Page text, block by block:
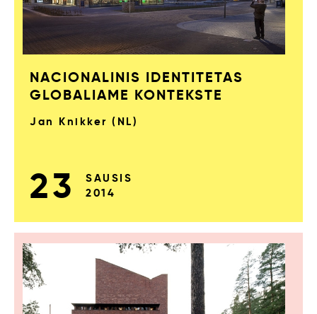
NACIONALINIS IDENTITETAS
GLOBALIAME KONTEKSTE
Jan Knikker (NL)
23
SAUSIS
2014